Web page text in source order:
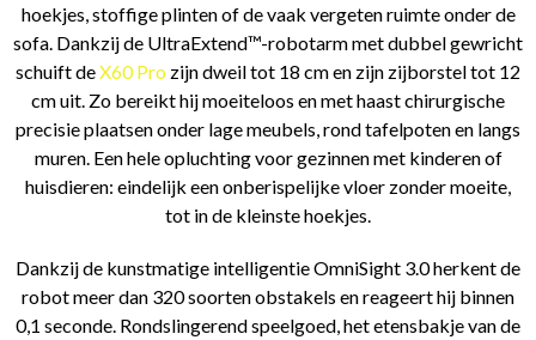
hoekjes, stoffige plinten of de vaak vergeten ruimte onder de
sofa. Dankzij de UltraExtend™-robotarm met dubbel gewricht
schuift deX60 Pro zijn dweil tot 18 cm en zijn zijborstel tot 12
cm uit. Zo bereikt hij moeiteloos en met haast chirurgische
precisie plaatsen onder lage meubels, rond tafelpoten en langs
muren. Een hele opluchting voor gezinnen met kinderen of
huisdieren: eindelijk een onberispelijke vloer zonder moeite,
tot in de kleinste hoekjes.
Dankzij de kunstmatige intelligentie OmniSight 3.0 herkent de
robot meer dan 320 soorten obstakels en reageert hij binnen
0,1 seconde. Rondslingerend speelgoed, het etensbakje van de